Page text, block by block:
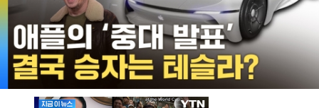
지금 이뉴스